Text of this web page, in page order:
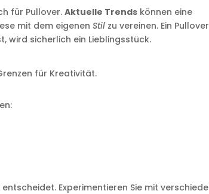
für Pullover.Aktuelle Trends können eine
mit dem eigenenStil zu vereinen. Ein
wird sicherlich ein Lieblingsstück.
für Kreativität.
Experimentieren Sie mit